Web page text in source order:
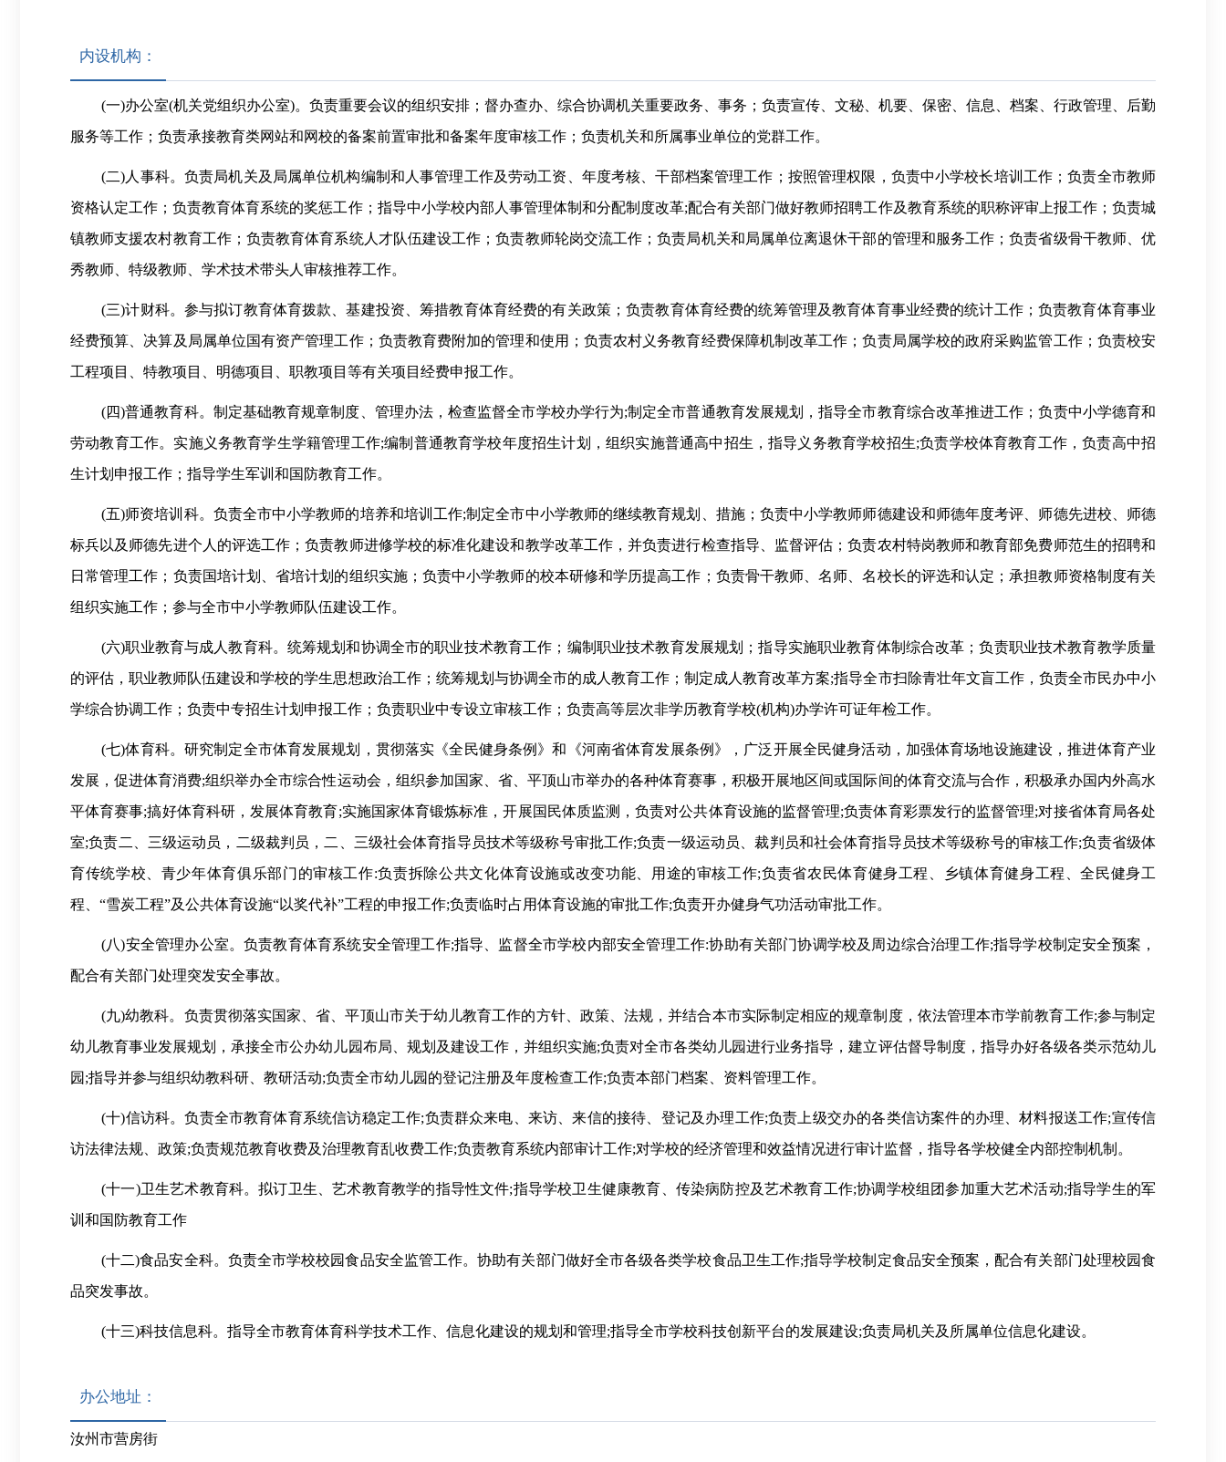
内设机构：
(一)办公室(机关党组织办公室)。负责重要会议的组织安排；督办查办、综合协调机关重要政务、事务；负责宣传、文秘、机要、保密、信息、档案、行政管理、后勤
服务等工作；负责承接教育类网站和网校的备案前置审批和备案年度审核工作；负责机关和所属事业单位的党群工作。
(二)人事科。负责局机关及局属单位机构编制和人事管理工作及劳动工资、年度考核、干部档案管理工作；按照管理权限，负责中小学校长培训工作；负责全市教师
资格认定工作；负责教育体育系统的奖惩工作；指导中小学校内部人事管理体制和分配制度改革;配合有关部门做好教师招聘工作及教育系统的职称评审上报工作；负责城
镇教师支援农村教育工作；负责教育体育系统人才队伍建设工作；负责教师轮岗交流工作；负责局机关和局属单位离退休干部的管理和服务工作；负责省级骨干教师、优
秀教师、特级教师、学术技术带头人审核推荐工作。
(三)计财科。参与拟订教育体育拨款、基建投资、筹措教育体育经费的有关政策；负责教育体育经费的统筹管理及教育体育事业经费的统计工作；负责教育体育事业
经费预算、决算及局属单位国有资产管理工作；负责教育费附加的管理和使用；负责农村义务教育经费保障机制改革工作；负责局属学校的政府采购监管工作；负责校安
工程项目、特教项目、明德项目、职教项目等有关项目经费申报工作。
(四)普通教育科。制定基础教育规章制度、管理办法，检查监督全市学校办学行为;制定全市普通教育发展规划，指导全市教育综合改革推进工作；负责中小学德育和
劳动教育工作。实施义务教育学生学籍管理工作;编制普通教育学校年度招生计划，组织实施普通高中招生，指导义务教育学校招生;负责学校体育教育工作，负责高中招
生计划申报工作；指导学生军训和国防教育工作。
(五)师资培训科。负责全市中小学教师的培养和培训工作;制定全市中小学教师的继续教育规划、措施；负责中小学教师师德建设和师德年度考评、师德先进校、师德
标兵以及师德先进个人的评选工作；负责教师进修学校的标准化建设和教学改革工作，并负责进行检查指导、监督评估；负责农村特岗教师和教育部免费师范生的招聘和
日常管理工作；负责国培计划、省培计划的组织实施；负责中小学教师的校本研修和学历提高工作；负责骨干教师、名师、名校长的评选和认定；承担教师资格制度有关
组织实施工作；参与全市中小学教师队伍建设工作。
(六)职业教育与成人教育科。统筹规划和协调全市的职业技术教育工作；编制职业技术教育发展规划；指导实施职业教育体制综合改革；负责职业技术教育教学质量
的评估，职业教师队伍建设和学校的学生思想政治工作；统筹规划与协调全市的成人教育工作；制定成人教育改革方案;指导全市扫除青壮年文盲工作，负责全市民办中小
学综合协调工作；负责中专招生计划申报工作；负责职业中专设立审核工作；负责高等层次非学历教育学校(机构)办学许可证年检工作。
(七)体育科。研究制定全市体育发展规划，贯彻落实《全民健身条例》和《河南省体育发展条例》，广泛开展全民健身活动，加强体育场地设施建设，推进体育产业
发展，促进体育消费;组织举办全市综合性运动会，组织参加国家、省、平顶山市举办的各种体育赛事，积极开展地区间或国际间的体育交流与合作，积极承办国内外高水
平体育赛事;搞好体育科研，发展体育教育;实施国家体育锻炼标准，开展国民体质监测，负责对公共体育设施的监督管理;负责体育彩票发行的监督管理;对接省体育局各处
室;负责二、三级运动员，二级裁判员，二、三级社会体育指导员技术等级称号审批工作;负责一级运动员、裁判员和社会体育指导员技术等级称号的审核工作;负责省级体
育传统学校、青少年体育俱乐部门的审核工作:负责拆除公共文化体育设施或改变功能、用途的审核工作;负责省农民体育健身工程、乡镇体育健身工程、全民健身工
程、“雪炭工程”及公共体育设施“以奖代补”工程的申报工作;负责临时占用体育设施的审批工作;负责开办健身气功活动审批工作。
(八)安全管理办公室。负责教育体育系统安全管理工作;指导、监督全市学校内部安全管理工作:协助有关部门协调学校及周边综合治理工作;指导学校制定安全预案，
配合有关部门处理突发安全事故。
(九)幼教科。负责贯彻落实国家、省、平顶山市关于幼儿教育工作的方针、政策、法规，并结合本市实际制定相应的规章制度，依法管理本市学前教育工作;参与制定
幼儿教育事业发展规划，承接全市公办幼儿园布局、规划及建设工作，并组织实施;负责对全市各类幼儿园进行业务指导，建立评估督导制度，指导办好各级各类示范幼儿
园;指导并参与组织幼教科研、教研活动;负责全市幼儿园的登记注册及年度检查工作;负责本部门档案、资料管理工作。
(十)信访科。负责全市教育体育系统信访稳定工作;负责群众来电、来访、来信的接待、登记及办理工作;负责上级交办的各类信访案件的办理、材料报送工作;宣传信
访法律法规、政策;负责规范教育收费及治理教育乱收费工作;负责教育系统内部审计工作;对学校的经济管理和效益情况进行审计监督，指导各学校健全内部控制机制。
(十一)卫生艺术教育科。拟订卫生、艺术教育教学的指导性文件;指导学校卫生健康教育、传染病防控及艺术教育工作;协调学校组团参加重大艺术活动;指导学生的军
训和国防教育工作
(十二)食品安全科。负责全市学校校园食品安全监管工作。协助有关部门做好全市各级各类学校食品卫生工作;指导学校制定食品安全预案，配合有关部门处理校园食
品突发事故。
(十三)科技信息科。指导全市教育体育科学技术工作、信息化建设的规划和管理;指导全市学校科技创新平台的发展建设;负责局机关及所属单位信息化建设。
办公地址：
汝州市营房街